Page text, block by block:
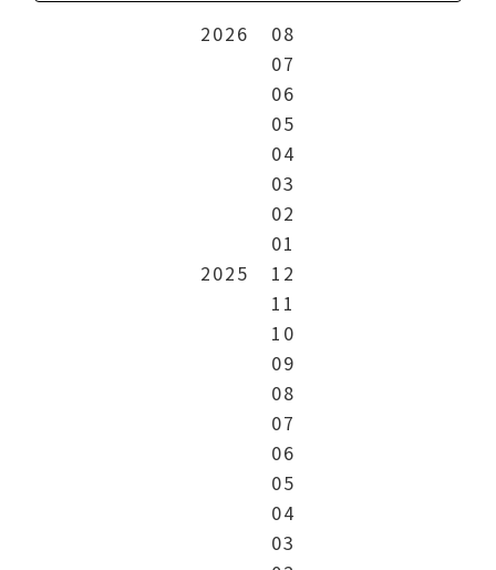
2026
08
07
06
05
04
03
02
01
2025
12
11
10
09
08
07
06
05
04
03